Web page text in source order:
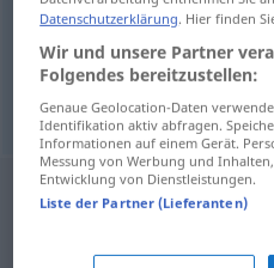
Einrichtungf instytucja
Datenschutzerklärung. Hier finden
Wir und unsere Partner
Folgendes bereitzustellen:
Genaue Geolocation-Daten
Identifikation aktiv abfragen.
Informationen auf einem Gerät.
Messung von Werbung und
Entwicklung von Dienstleistungen.
Liste der Partner (Lieferanten)